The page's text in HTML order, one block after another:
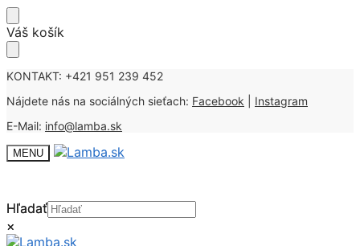
Skip
to
Skip
to
Váš košík
KONTAKT: +421 951 239 452
Nájdete nás na sociálných sieťach: Facebook
Instagram
E-Mail: info@lamba.sk
MENU
Hľadať
×
Hľadať
×